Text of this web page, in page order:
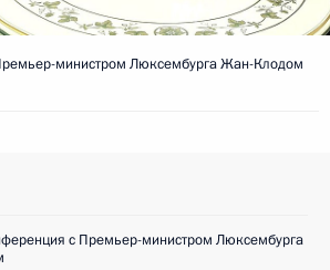
министром Люксембурга Жан-Клодом
с Премьер-министром Люксембурга